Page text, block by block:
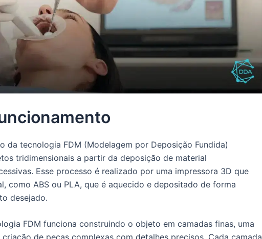
da tecnologia FDM (Modelagem por Deposição Fundida)
tridimensionais a partir da deposição de material
Esse processo é realizado por uma impressora 3D que
como ABS ou PLA, que é aquecido e depositado de forma
desejado.
FDM funciona construindo o objeto em camadas finas, uma